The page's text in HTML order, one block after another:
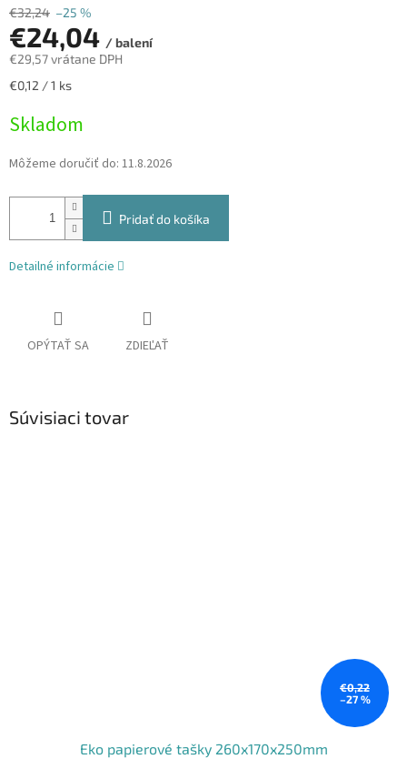
€32,24 –25 %
€24,04 / balení
€29,57 vrátane DPH
Jednotková
€0,12 / 1 ks
Skladom
Môžeme doručiť do: 11.8.2026
Pridať do košíka
Detailné informácie
OPÝTAŤ SA ZDIEĽAŤ
Súvisiaci tovar
€0,22
–27 %
Eko papierové tašky 260x170x250mm